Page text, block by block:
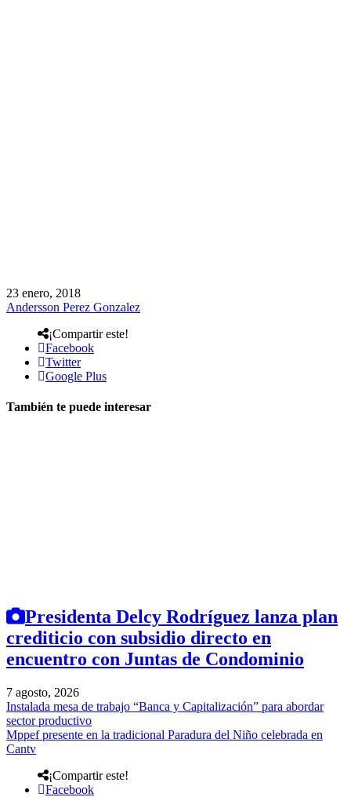
23 enero, 2018
Andersson Perez Gonzalez
¡Compartir este!
Facebook
Twitter
Google Plus
También te puede interesar
Presidenta Delcy Rodríguez lanza plan
crediticio con subsidio directo en
encuentro con Juntas de Condominio
7 agosto, 2026
Instalada mesa de trabajo “Banca y Capitalización” para abordar
sector productivo
Mppef presente en la tradicional Paradura del Niño celebrada en
Cantv
¡Compartir este!
Facebook